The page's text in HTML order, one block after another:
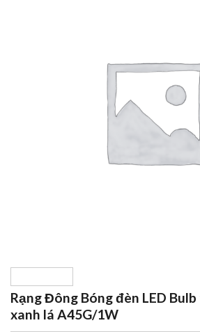
Rạng Đông Bóng đèn LED
xanh lá A45G/1W